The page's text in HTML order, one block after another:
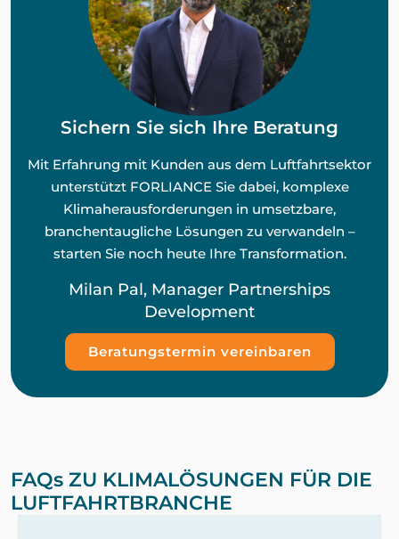
Sichern Sie sich Ihre Beratung
Mit Erfahrung mit Kunden aus dem Luftfahrtsektor
unterstützt FORLIANCE Sie dabei, komplexe
Klimaherausforderungen in umsetzbare,
branchentaugliche Lösungen zu verwandeln –
starten Sie noch heute Ihre Transformation.
Milan Pal, Manager Partnerships
Development
Beratungstermin vereinbaren
FAQs ZU KLIMALÖSUNGEN FÜR DIE
LUFTFAHRTBRANCHE